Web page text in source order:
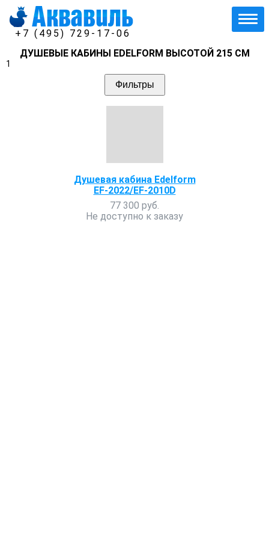
+7 (495) 729-17-06
ДУШЕВЫЕ КАБИНЫ EDELFORM ВЫСОТОЙ 215 СМ
1
Фильтры
Душевая кабина Edelform
EF-2022/EF-2010D
77 300 руб.
Не доступно к заказу